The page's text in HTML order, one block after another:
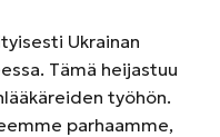
Ukrainan
Tämä heijastuu
työhön.
parhaamme,